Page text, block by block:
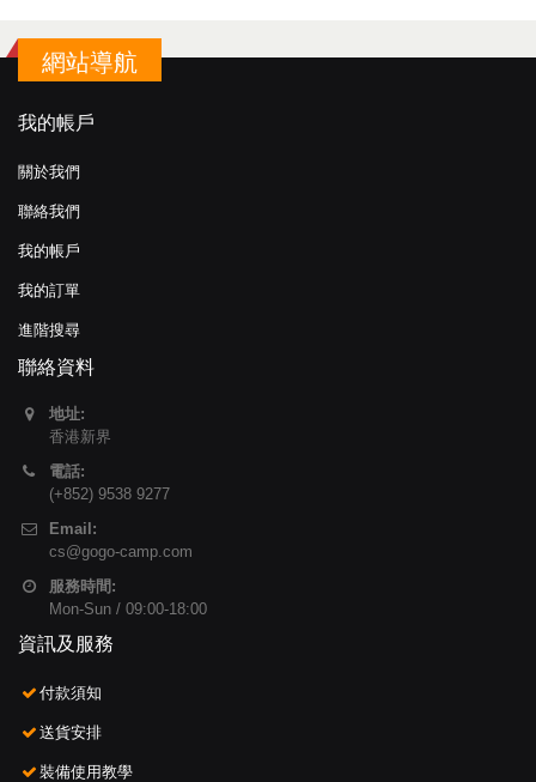
網站導航
我的帳戶
關於我們
聯絡我們
我的帳戶
我的訂單
進階搜尋
聯絡資料
地址:
香港新界
電話:
(+852) 9538 9277
Email:
cs@gogo-camp.com
服務時間:
Mon-Sun / 09:00-18:00
資訊及服務
付款須知
送貨安排
裝備使用教學